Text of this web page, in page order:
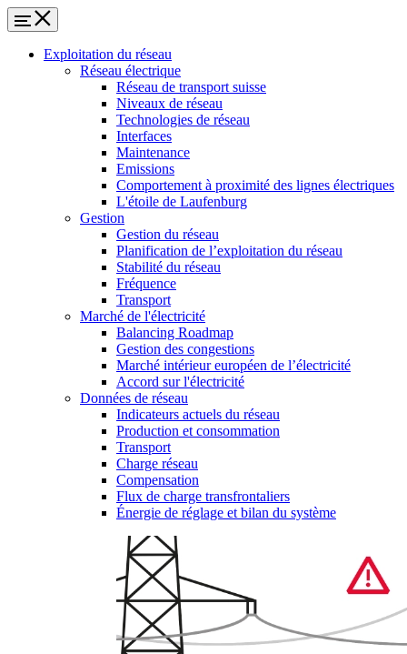
Exploitation du réseau
Réseau électrique
Réseau de transport suisse
Niveaux de réseau
Technologies de réseau
Interfaces
Maintenance
Emissions
Comportement à proximité des lignes électriques
L'étoile de Laufenburg
Gestion
Gestion du réseau
Planification de l’exploitation du réseau
Stabilité du réseau
Fréquence
Transport
Marché de l'électricité
Balancing Roadmap
Gestion des congestions
Marché intérieur européen de l’électricité
Accord sur l'électricité
Données de réseau
Indicateurs actuels du réseau
Production et consommation
Transport
Charge réseau
Compensation
Flux de charge transfrontaliers
Énergie de réglage et bilan du système